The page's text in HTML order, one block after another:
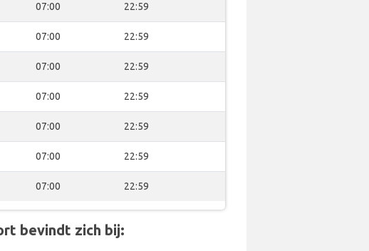
07:00 22:59
07:00 22:59
07:00 22:59
07:00 22:59
07:00 22:59
07:00 22:59
07:00 22:59
bevindt zich bij: